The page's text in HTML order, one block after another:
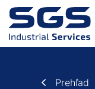
Prehľad